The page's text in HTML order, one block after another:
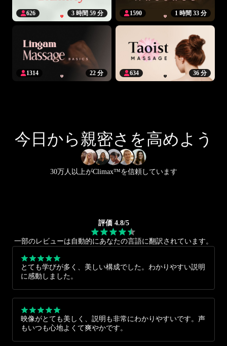
3 時間 59 分
626 1 時間 33 分
1590
22 分
1314 36 分
634
今日から親密さを高めよう
30万人以上がClimax™を信頼しています
評価 4.8/5
一部のレビューは自動的にあなたの言語に翻訳されています。
とても学びが多く、美しい構成でした。わかりやすい説明
に感動しました。
映像がとても美しく、説明も非常にわかりやすいです。声
もいつも心地よくて爽やかです。